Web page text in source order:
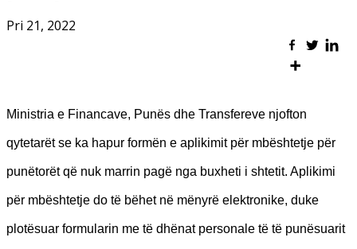
Pri 21, 2022
Ministria e Financave, Punës dhe Transfereve njofton
qytetarët se ka hapur formën e aplikimit për mbështetje për
punëtorët që nuk marrin pagë nga buxheti i shtetit. Aplikimi
për mbështetje do të bëhet në mënyrë elektronike, duke
plotësuar formularin me të dhënat personale të të punësuarit